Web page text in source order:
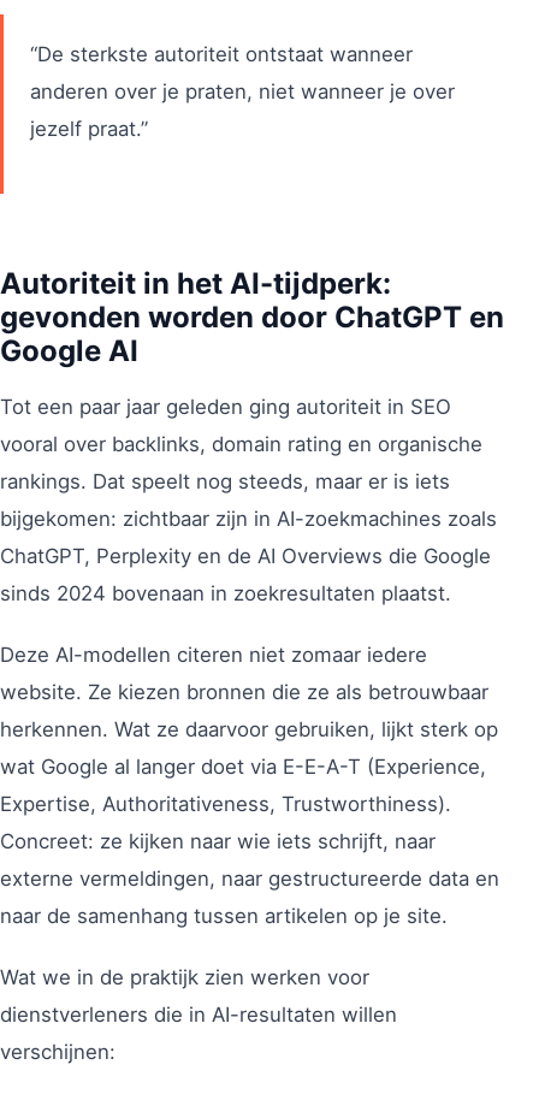
“De sterkste autoriteit ontstaat wanneer
anderen over je praten, niet wanneer je over
jezelf praat.”
Autoriteit in het AI-tijdperk:
gevonden worden door ChatGPT en
Google AI
Tot een paar jaar geleden ging autoriteit in SEO
vooral over backlinks, domain rating en organische
rankings. Dat speelt nog steeds, maar er is iets
bijgekomen: zichtbaar zijn in AI-zoekmachines zoals
ChatGPT, Perplexity en de AI Overviews die Google
sinds 2024 bovenaan in zoekresultaten plaatst.
Deze AI-modellen citeren niet zomaar iedere
website. Ze kiezen bronnen die ze als betrouwbaar
herkennen. Wat ze daarvoor gebruiken, lijkt sterk op
wat Google al langer doet via E-E-A-T (Experience,
Expertise, Authoritativeness, Trustworthiness).
Concreet: ze kijken naar wie iets schrijft, naar
externe vermeldingen, naar gestructureerde data en
naar de samenhang tussen artikelen op je site.
Wat we in de praktijk zien werken voor
dienstverleners die in AI-resultaten willen
verschijnen: